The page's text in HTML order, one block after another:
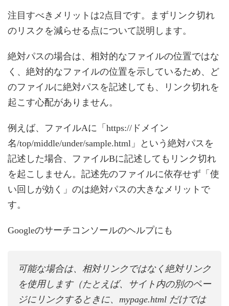
注目すべきメリットは2点目です。まずリンク切れ
のリスクを減らせる点について説明します。
絶対パスの場合は、相対的なファイルの位置ではな
く、絶対的なファイルの位置を示しているため、ど
のファイルに絶対パスを記述しても、リンク切れを
起こす心配がありません。
例えば、ファイルAに「https://ドメイン
名/top/middle/under/sample.html」という絶対パスを
記述した場合、ファイルBに記述してもリンク切れ
を起こしません。記述先のファイルに依存せず「使
い回しが効く」のは絶対パスの大きなメリットで
す。
Googleのサーチコンソールのヘルプにも
可能な場合は、相対リンクではなく絶対リンク
を使用します（たとえば、サイト内の別のペー
ジにリンクするときに、mypage.html だけでは